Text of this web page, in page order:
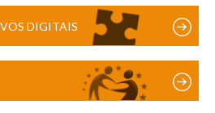
DIGITAIS